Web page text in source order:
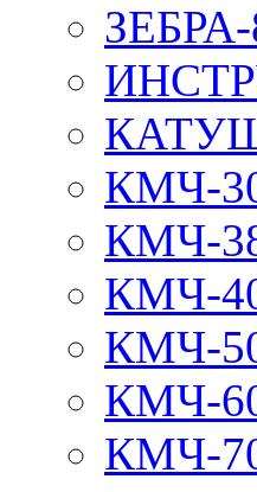
КМЧ-
КМЧ-
КМЧ-
КМЧ-
КМЧ-
КМЧ-